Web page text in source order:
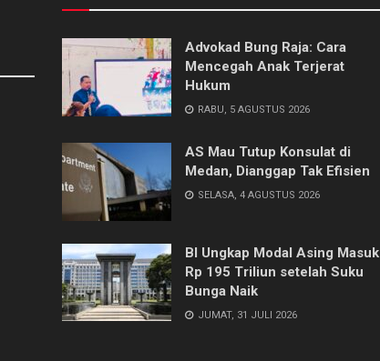
Advokad Bung Raja: Cara
Mencegah Anak Terjerat
Hukum
RABU, 5 AGUSTUS 2026
AS Mau Tutup Konsulat di
Medan, Dianggap Tak Efisien
SELASA, 4 AGUSTUS 2026
BI Ungkap Modal Asing Masuk
Rp 195 Triliun setelah Suku
Bunga Naik
JUMAT, 31 JULI 2026